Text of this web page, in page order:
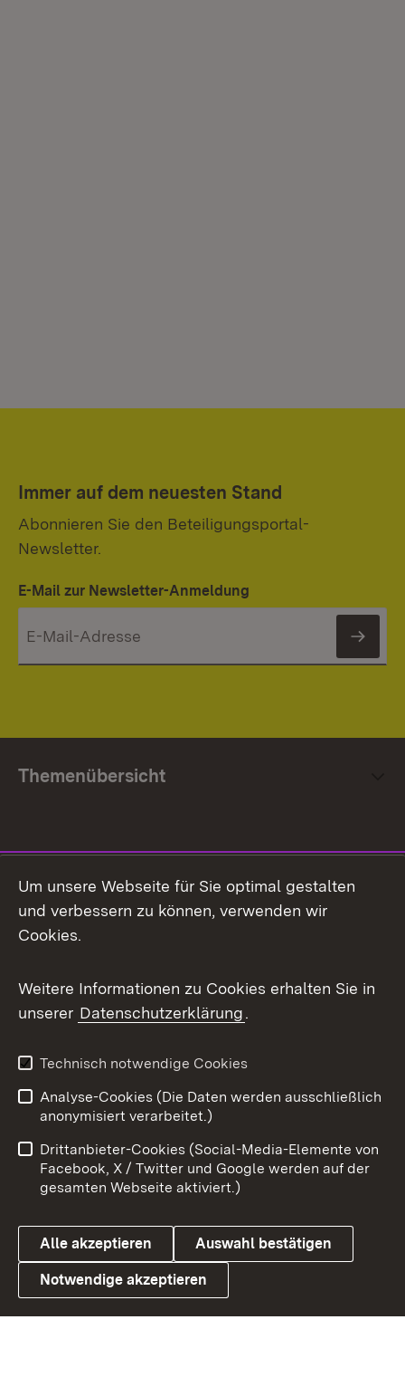
Immer auf dem neuesten Stand
Abonnieren Sie den Beteiligungsportal-
Newsletter.
E-Mail zur Newsletter-Anmeldung
Themenübersicht
Facebook
X / Twitter
Youtube
Link zum Landesportal
Impressum
Kontakt
Barrierefreiheit
Datenschutz
Cookies
Um unsere Webseite für Sie optimal gestalten
und verbessern zu können, verwenden wir
Cookies.
Weitere Informationen zu Cookies erhalten Sie in
unserer Datenschutzerklärung.
Technisch notwendige Cookies
Analyse-Cookies (Die Daten werden ausschließlich
anonymisiert verarbeitet.)
Drittanbieter-Cookies (Social-Media-Elemente von
Facebook, X / Twitter und Google werden auf der
gesamten Webseite aktiviert.)
Alle akzeptieren Auswahl bestätigen
Notwendige akzeptieren